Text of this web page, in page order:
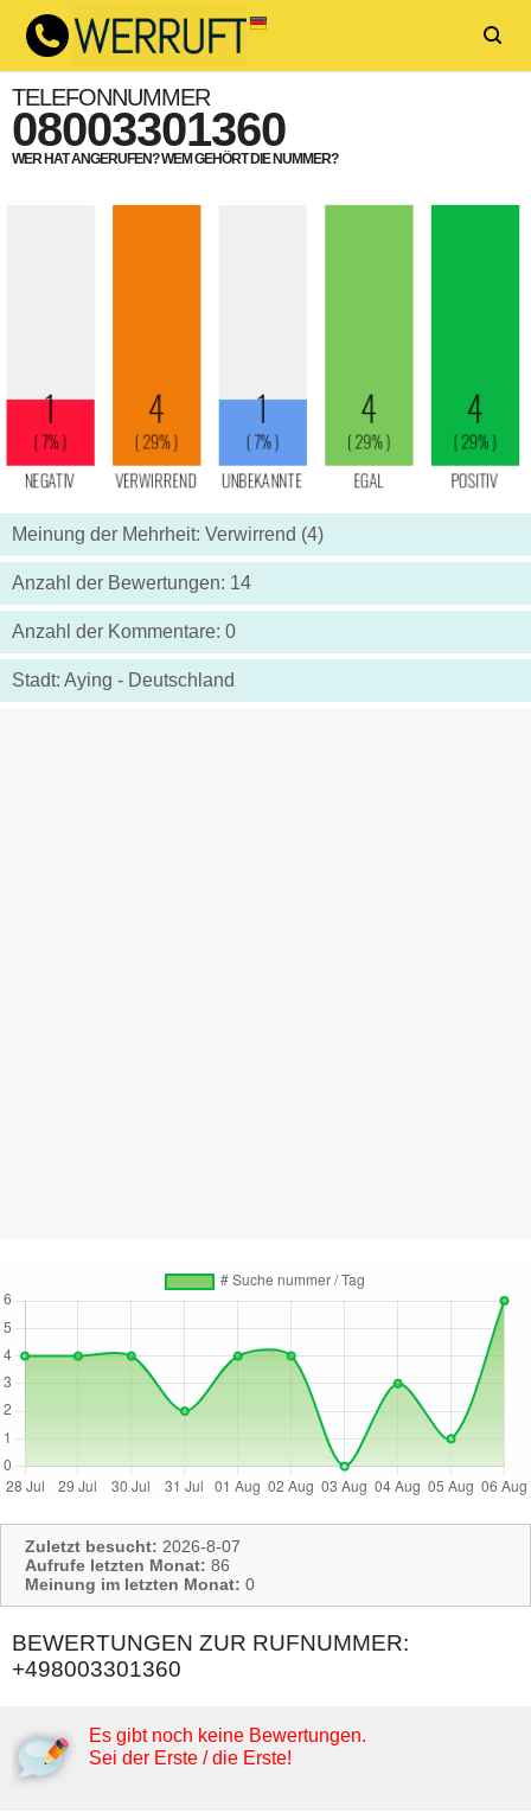
TELEFONNUMMER
08003301360
WER HAT ANGERUFEN? WEM GEHÖRT DIE NUMMER?
Meinung der Mehrheit: Verwirrend (4)
Anzahl der Bewertungen: 14
Anzahl der Kommentare: 0
Stadt: Aying - Deutschland
Zuletzt besucht: 2026-8-07
Aufrufe letzten Monat: 86
Meinung im letzten Monat: 0
BEWERTUNGEN ZUR RUFNUMMER:
+498003301360
Es gibt noch keine Bewertungen.
Sei der Erste / die Erste!